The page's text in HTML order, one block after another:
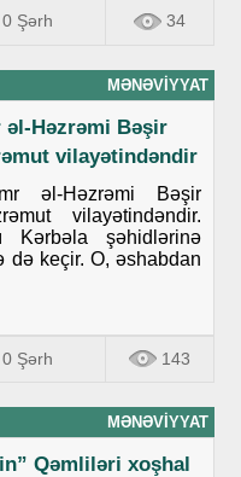
0 Şərh 34
MƏNƏVIYYAT
Həzrəmi Bəşir
vilayətindəndir
əl-Həzrəmi Bəşir
vilayətindəndir.
Kərbəla şəhidlərinə
də keçir. O, əshabdan
0 Şərh 143
MƏNƏVIYYAT
Qəmliləri xoşhal